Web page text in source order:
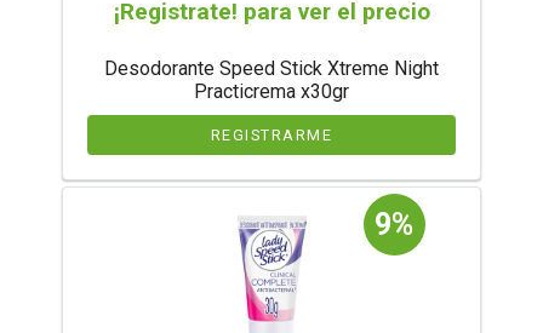
¡Registrate! para ver el precio
Desodorante Speed Stick Xtreme Night
Practicrema x30gr
REGISTRARME
9%